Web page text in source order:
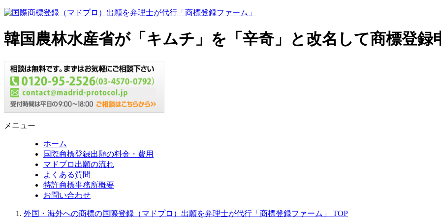
韓国農林水産省が「キムチ」を「辛奇」と改名して商標登
メニュー
ホーム
国際商標登録出願の料金・費用
マドプロ出願の流れ
よくある質問
特許商標事務所概要
お問い合わせ
外国・海外への商標の国際登録（マドプロ）出願を弁理士が代行「商標登録ファーム」 TOP